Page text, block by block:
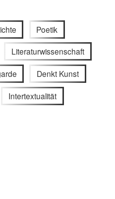
Poetik
Literaturwissenschaft
Denkt Kunst
Intertextualität